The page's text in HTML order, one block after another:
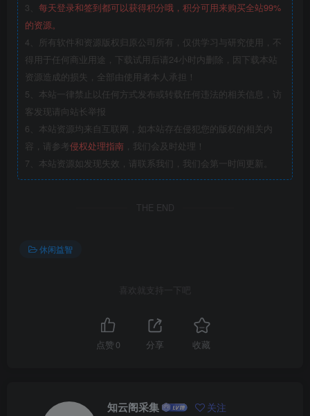
3、 每天登录和签到都可以获得积分哦，积分可用来购买全站99%
的资源。
4、所有软件和资源版权归原公司所有，仅供学习与研究使用，不
得用于任何商业用途，下载试用后请24小时内删除，因下载本站
资源造成的损失，全部由使用者本人承担！
5、本站一律禁止以任何方式发布或转载任何违法的相关信息，访
客发现请向站长举报
6、本站资源均来自互联网，如本站存在侵犯您的版权的相关内
容，请参考侵权处理指南 ，我们会及时处理！
7、本站资源如发现失效，请联系我们，我们会第一时间更新。
THE END
休闲益智
喜欢就支持一下吧
点赞 0 分享 收藏
知云阁采集 关注